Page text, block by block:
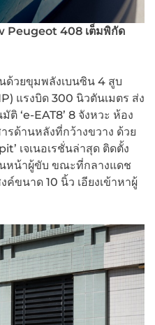
Peugeot 408 เต็มพิกัด
วยขุมพลังเบนซิน 4 สูบ
แรงบิด 300 นิวตันเมตร ส่ง
‘e-EAT8’ 8 จังหวะ ห้อง
รด้านหลังที่กว้างขวาง ด้วย
เจเนอเรชั่นล่าสุด ติดตั้ง
หน้าผู้ขับ ขณะที่กลางแดช
ขนาด 10 นิ้ว เอียงเข้าหาผู้